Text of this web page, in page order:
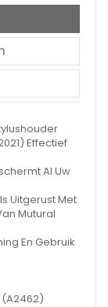
Effectief
Al Uw
Uitgerust Met
Mutural
En Gebruik
(A2462)